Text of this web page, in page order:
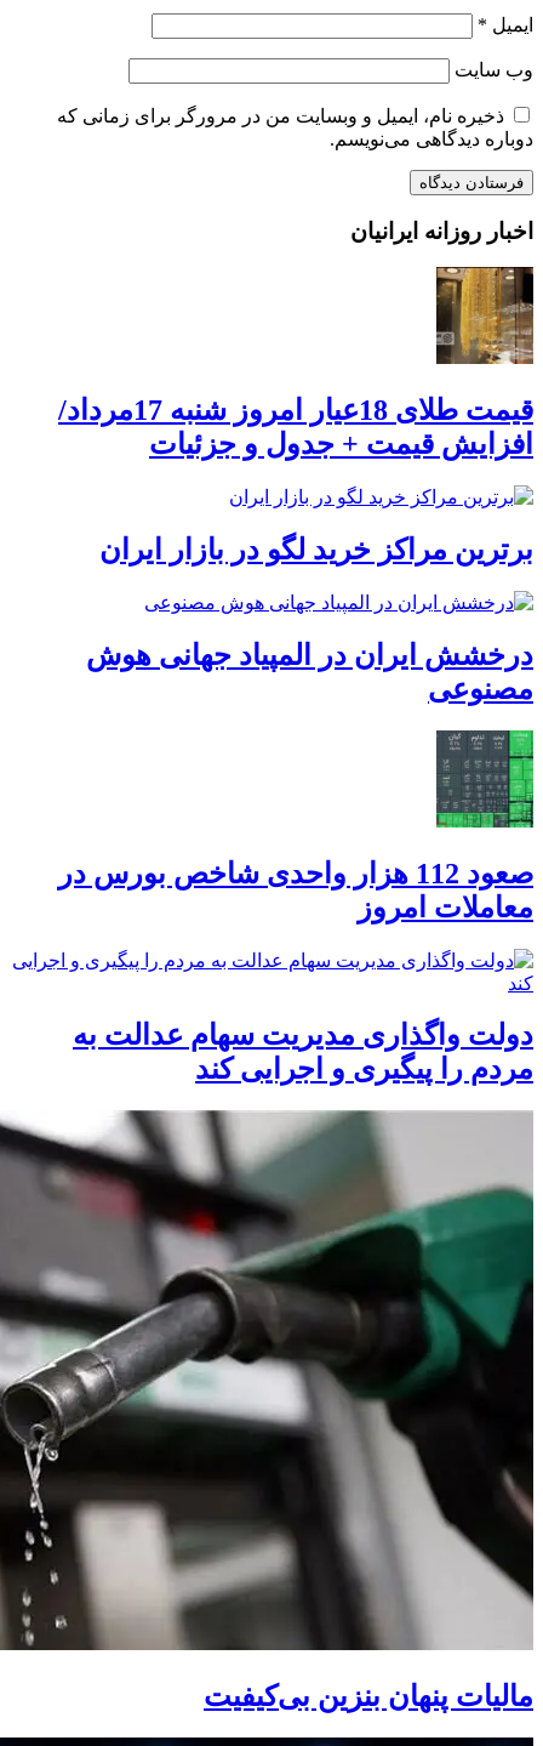
ایمیل *
وب‌ سایت
ذخیره نام، ایمیل و وبسایت من در مرورگر برای زمانی که
دوباره دیدگاهی می‌نویسم.
اخبار روزانه ایرانیان
قیمت طلای 18عیار امروز شنبه 17مرداد/
افزایش قیمت + جدول و جزئیات
برترین مراکز خرید لگو در بازار ایران
درخشش ایران در المپیاد جهانی هوش
مصنوعی
صعود 112 هزار واحدی شاخص بورس در
معاملات امروز
دولت واگذاری مدیریت سهام عدالت به
مردم را پیگیری و اجرایی کند
مالیات پنهان بنزین بی‌کیفیت